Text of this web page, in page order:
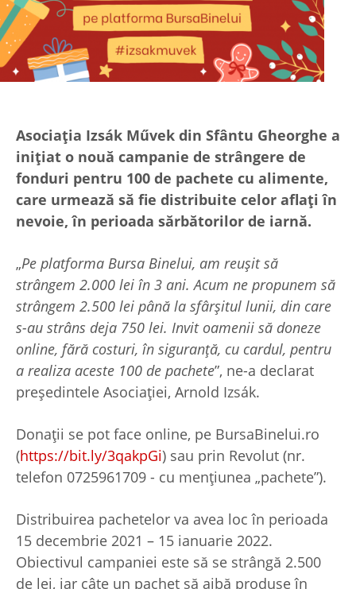
Asociația Izsák Művek din Sfântu Gheorghe a
inițiat o nouă campanie de strângere de
fonduri pentru 100 de pachete cu alimente,
care urmează să fie distribuite celor aflați în
nevoie, în perioada sărbătorilor de iarnă.
„Pe platforma Bursa Binelui, am reușit să
strângem 2.000 lei în 3 ani. Acum ne propunem să
strângem 2.500 lei până la sfârșitul lunii, din care
s-au strâns deja 750 lei. Invit oamenii să doneze
online, fără costuri, în siguranță, cu cardul, pentru
a realiza aceste 100 de pachete”, ne-a declarat
președintele Asociației, Arnold Izsák.
Donații se pot face online, pe BursaBinelui.ro
(https://bit.ly/3qakpGi) sau prin Revolut (nr.
telefon 0725961709 - cu mențiunea „pachete”).
Distribuirea pachetelor va avea loc în perioada
15 decembrie 2021 – 15 ianuarie 2022.
Obiectivul campaniei este să se strângă 2.500
de lei, iar câte un pachet să aibă produse în